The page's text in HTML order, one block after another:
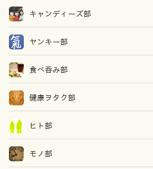
キャンディーズ部
ヤンキー部
食べ吞み部
健康ヲタク部
ヒト部
モノ部